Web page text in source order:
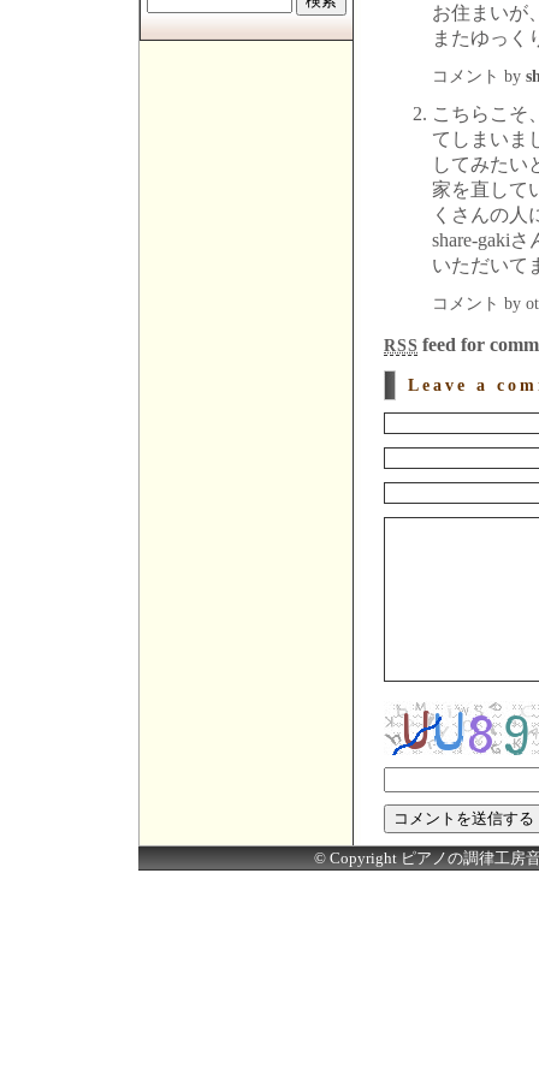
お住まいが
またゆっく
コメント by
こちらこそ
てしまいま
してみたい
家を直して
くさんの人
share-gaki
いただいて
コメント by
RSS feed for
Leave a
© Copyright ピアノの調律工房